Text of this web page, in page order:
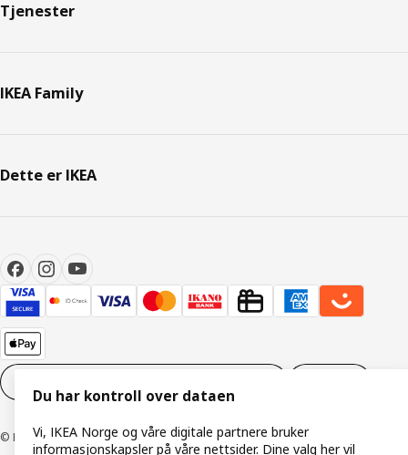
Tjenester
IKEA Family
Dette er IKEA
© Inter IKEA Systems B.V. 1999–2026
Du har kontroll over dataen
Vi, IKEA Norge og våre digitale partnere bruker
informasjonskapsler på våre nettsider. Dine valg her vil